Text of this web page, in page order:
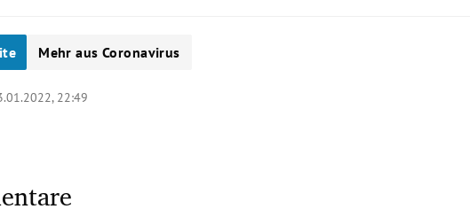
Mehr aus Coronavirus
22:49